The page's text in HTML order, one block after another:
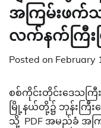
အကြမ်းဖက်သ
လက်နက်ကြီး
Posted on February
စစ်ကိုင်းတိုင်းဒေသက
မြို့နယ်တို့၌ ဘုန်းကြီး
သို့ PDF အမည်ခံ အကြ